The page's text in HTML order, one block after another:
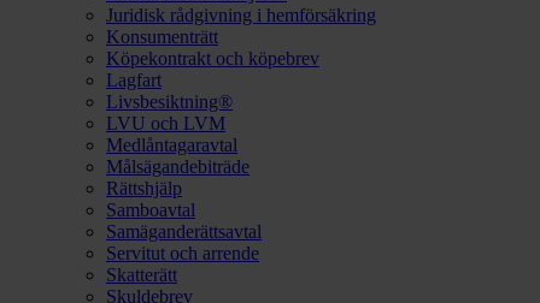
Juridisk rådgivning i hemförsäkring
Konsumenträtt
Köpekontrakt och köpebrev
Lagfart
Livsbesiktning®
LVU och LVM
Medlåntagaravtal
Målsägandebiträde
Rättshjälp
Samboavtal
Samäganderättsavtal
Servitut och arrende
Skatterätt
Skuldebrev